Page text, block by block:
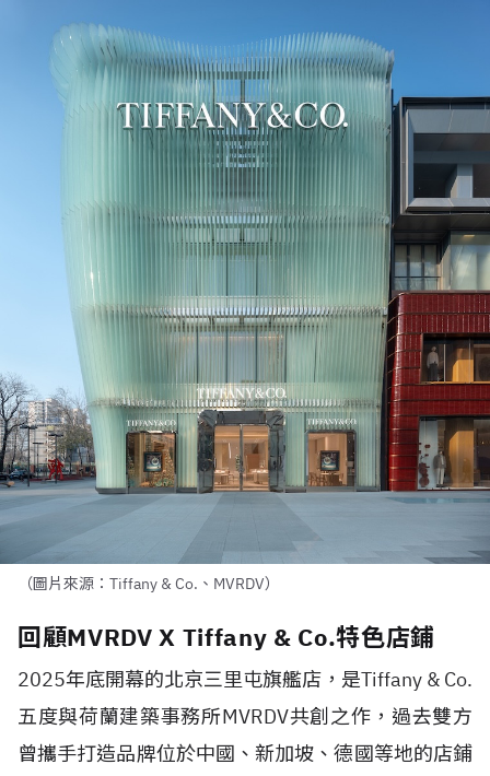
（圖片來源：Tiffany & Co.、MVRDV）
回顧MVRDV X Tiffany & Co.特色店鋪
2025年底開幕的北京三里屯旗艦店，是Tiffany & Co.
五度與荷蘭建築事務所MVRDV共創之作，過去雙方
曾攜手打造品牌位於中國、新加坡、德國等地的店鋪